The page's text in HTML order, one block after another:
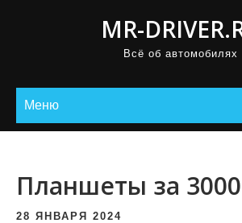
MR-
Всё об автомобилях
Меню
Планшеты за
28 ЯНВАРЯ 2024